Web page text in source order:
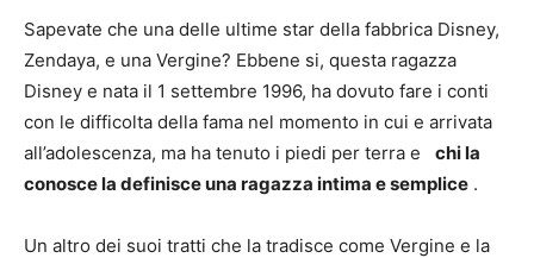
Sapevate che una delle ultime star della fabbrica Disney,
Zendaya, e una Vergine? Ebbene si, questa ragazza
Disney e nata il 1 settembre 1996, ha dovuto fare i conti
con le difficolta della fama nel momento in cui e arrivata
all’adolescenza, ma ha tenuto i piedi per terra e chi la
conosce la definisce una ragazza intima e semplice .
Un altro dei suoi tratti che la tradisce come Vergine e la